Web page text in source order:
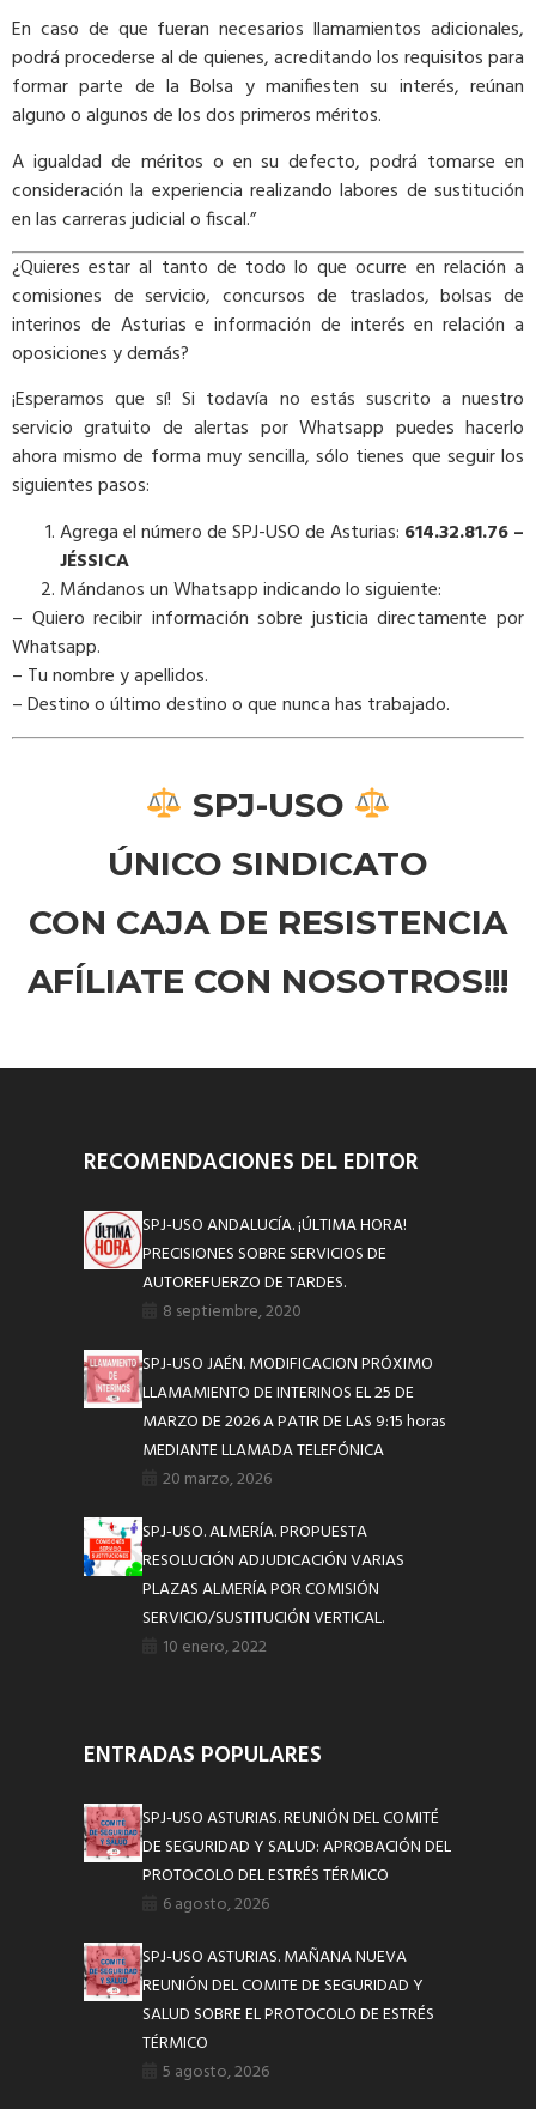
En caso de que fueran necesarios llamamientos adicionales,
podrá procederse al de quienes, acreditando los requisitos para
formar parte de la Bolsa y manifiesten su interés, reúnan
alguno o algunos de los dos primeros méritos.
A igualdad de méritos o en su defecto, podrá tomarse en
consideración la experiencia realizando labores de sustitución
en las carreras judicial o fiscal.”
¿Quieres estar al tanto de todo lo que ocurre en relación a
comisiones de servicio, concursos de traslados, bolsas de
interinos de Asturias e información de interés en relación a
oposiciones y demás?
¡Esperamos que sí! Si todavía no estás suscrito a nuestro
servicio gratuito de alertas por Whatsapp puedes hacerlo
ahora mismo de forma muy sencilla, sólo tienes que seguir los
siguientes pasos:
Agrega el número de SPJ-USO de Asturias: 614.32.81.76 –
JÉSSICA
Mándanos un Whatsapp indicando lo siguiente:
– Quiero recibir información sobre justicia directamente por
Whatsapp.
– Tu nombre y apellidos.
– Destino o último destino o que nunca has trabajado.
SPJ-USO
ÚNICO SINDICATO
CON CAJA DE RESISTENCIA
AFÍLIATE CON NOSOTROS!!!
RECOMENDACIONES DEL EDITOR
SPJ-USO ANDALUCÍA. ¡ÚLTIMA HORA!
PRECISIONES SOBRE SERVICIOS DE
AUTOREFUERZO DE TARDES.
8 septiembre, 2020
SPJ-USO JAÉN. MODIFICACION PRÓXIMO
LLAMAMIENTO DE INTERINOS EL 25 DE
MARZO DE 2026 A PATIR DE LAS 9:15 horas
MEDIANTE LLAMADA TELEFÓNICA
20 marzo, 2026
SPJ-USO. ALMERÍA. PROPUESTA
RESOLUCIÓN ADJUDICACIÓN VARIAS
PLAZAS ALMERÍA POR COMISIÓN
SERVICIO/SUSTITUCIÓN VERTICAL.
10 enero, 2022
ENTRADAS POPULARES
SPJ-USO ASTURIAS. REUNIÓN DEL COMITÉ
DE SEGURIDAD Y SALUD: APROBACIÓN DEL
PROTOCOLO DEL ESTRÉS TÉRMICO
6 agosto, 2026
SPJ-USO ASTURIAS. MAÑANA NUEVA
REUNIÓN DEL COMITE DE SEGURIDAD Y
SALUD SOBRE EL PROTOCOLO DE ESTRÉS
TÉRMICO
5 agosto, 2026